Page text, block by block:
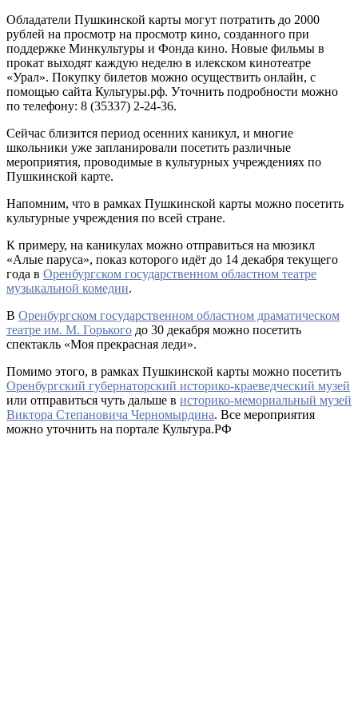
Обладатели Пушкинской карты могут потратить до 2000
рублей на просмотр на просмотр кино, созданного при
поддержке Минкультуры и Фонда кино. Новые фильмы в
прокат выходят каждую неделю в илекском кинотеатре
«Урал». Покупку билетов можно осуществить онлайн, с
помощью сайта Культуры.рф. Уточнить подробности можно
по телефону: 8 (35337) 2-24-36.
Сейчас близится период осенних каникул, и многие
школьники уже запланировали посетить различные
мероприятия, проводимые в культурных учреждениях по
Пушкинской карте.
Напомним, что в рамках Пушкинской карты можно посетить
культурные учреждения по всей стране.
К примеру, на каникулах можно отправиться на мюзикл
«Алые паруса», показ которого идёт до 14 декабря текущего
года в Оренбургском государственном областном театре
музыкальной комедии.
В Оренбургском государственном областном драматическом
театре им. М. Горького до 30 декабря можно посетить
спектакль «Моя прекрасная леди».
Помимо этого, в рамках Пушкинской карты можно посетить
Оренбургский губернаторский историко-краеведческий музей
или отправиться чуть дальше в историко-мемориальный музей
Виктора Степановича Черномырдина. Все мероприятия
можно уточнить на портале Культура.РФ